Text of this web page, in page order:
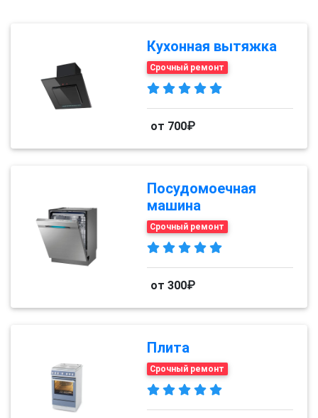
Кухонная вытяжка
Срочный ремонт
от 700₽
Посудомоечная
машина
Срочный ремонт
от 300₽
Плита
Срочный ремонт